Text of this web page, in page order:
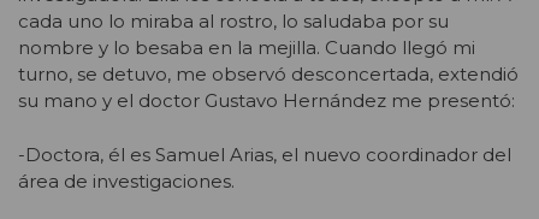
cada uno lo miraba al rostro, lo saludaba por su
nombre y lo besaba en la mejilla. Cuando llegó mi
turno, se detuvo, me observó desconcertada, extendió
su mano y el doctor Gustavo Hernández me presentó:
-Doctora, él es Samuel Arias, el nuevo coordinador del
área de investigaciones.